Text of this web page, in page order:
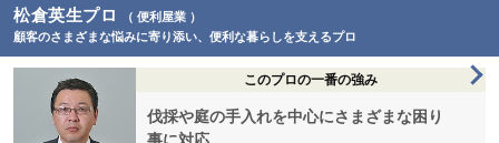
松倉英生プロ
（ 便利屋業 ）
顧客のさまざまな悩みに寄り添い、便利な暮らしを支えるプロ
このプロの一番の強み
伐採や庭の手入れを中心にさまざまな困り